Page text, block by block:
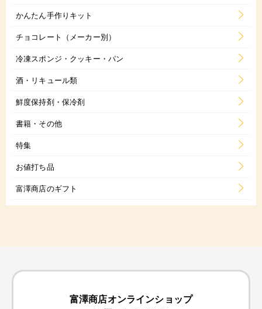
かんたん手作りキット
チョコレート（メーカー別）
冷凍スポンジ・クッキー・パン
酒・リキュール類
鮮度保持剤・保冷剤
書籍・その他
特集
お値打ち品
富澤商店のギフト
富澤商店オンラインショップ